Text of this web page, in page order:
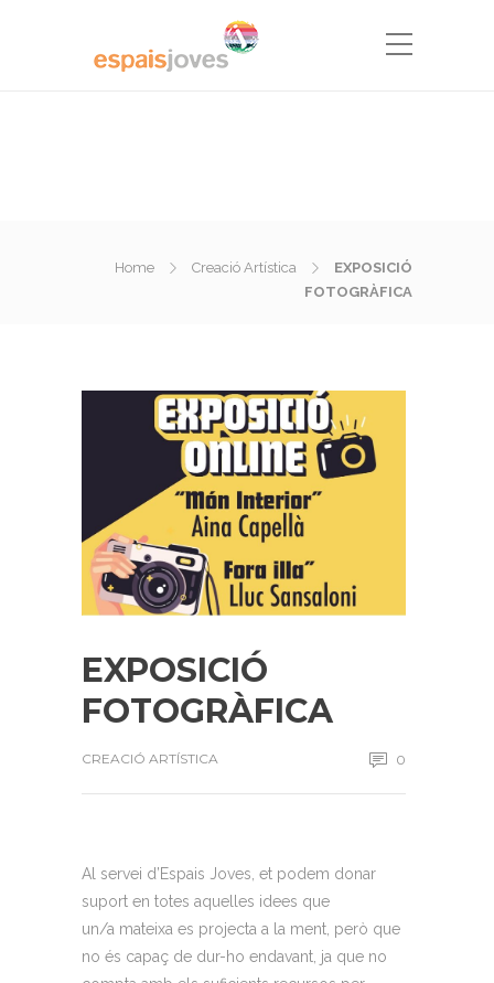
Home Creació Artística
EXPOSICIÓ
FOTOGRÀFICA
EXPOSICIÓ
FOTOGRÀFICA
CREACIÓ ARTÍSTICA 0
Al servei d’Espais Joves, et podem donar
suport en totes aquelles idees que
un/a mateixa es projecta a la ment, però que
no és capaç de dur-ho endavant, ja que no